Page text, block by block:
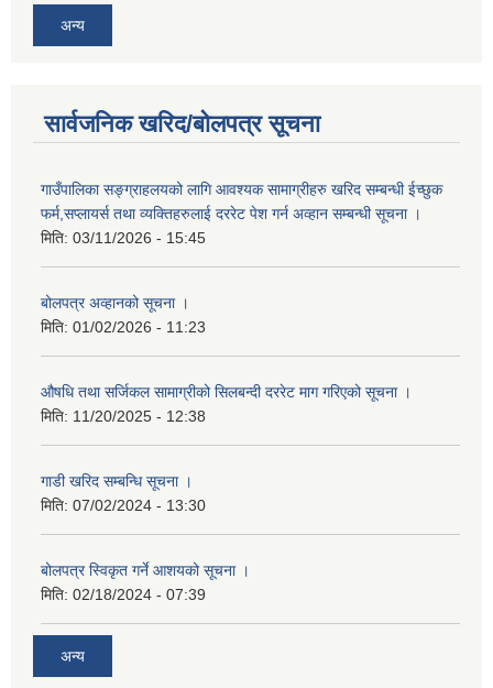
अन्य
सार्वजनिक खरिद/बोलपत्र सूचना
गाउँपालिका सङ्ग्राहलयको लागि आवश्यक सामाग्रीहरु खरिद सम्बन्धी ईच्छुक
फर्म,सप्लायर्स तथा व्यक्तिहरुलाई दररेट पेश गर्न अव्हान सम्बन्धी सूचना ।
मिति: 03/11/2026 - 15:45
बोलपत्र अव्हानको सूचना ।
मिति: 01/02/2026 - 11:23
औषधि तथा सर्जिकल सामाग्रीको सिलबन्दी दररेट माग गरिएको सूचना ।
मिति: 11/20/2025 - 12:38
गाडी खरिद सम्बन्धि सूचना ।
मिति: 07/02/2024 - 13:30
बोलपत्र स्विकृत गर्ने आशयको सूचना ।
मिति: 02/18/2024 - 07:39
अन्य